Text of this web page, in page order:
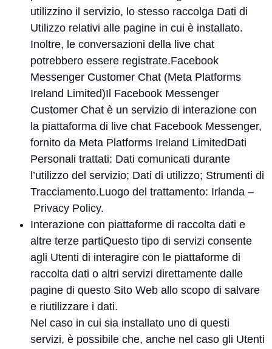
utilizzino il servizio, lo stesso raccolga Dati di
Utilizzo relativi alle pagine in cui è installato.
Inoltre, le conversazioni della live chat
potrebbero essere registrate.Facebook
Messenger Customer Chat (Meta Platforms
Ireland Limited)Il Facebook Messenger
Customer Chat è un servizio di interazione con
la piattaforma di live chat Facebook Messenger,
fornito da Meta Platforms Ireland LimitedDati
Personali trattati: Dati comunicati durante
l’utilizzo del servizio; Dati di utilizzo; Strumenti di
Tracciamento.Luogo del trattamento: Irlanda –
Privacy Policy.
Interazione con piattaforme di raccolta dati e
altre terze partiQuesto tipo di servizi consente
agli Utenti di interagire con le piattaforme di
raccolta dati o altri servizi direttamente dalle
pagine di questo Sito Web allo scopo di salvare
e riutilizzare i dati.
Nel caso in cui sia installato uno di questi
servizi, è possibile che, anche nel caso gli Utenti